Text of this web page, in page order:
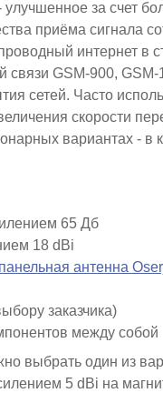
улучшенное за счет
приёма сигнала
интернет в
связи GSM-900,
сетей. Часто
скорости
вариантах - в
65 Дб
18 dBi
панельная антенна
заказчика)
между собой
выбрать один из
5 dBi на